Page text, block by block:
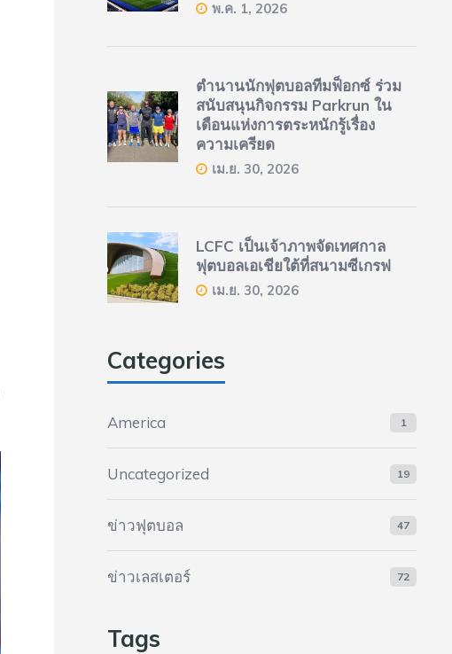
พ.ค. 1, 2026
ตำนานนักฟุตบอลทีมฟ็อกซ์ ร่วม
สนับสนุนกิจกรรม Parkrun ใน
เดือนแห่งการตระหนักรู้เรื่อง
ความเครียด
เม.ย. 30, 2026
LCFC เป็นเจ้าภาพจัดเทศกาล
ฟุตบอลเอเชียใต้ที่สนามซีเกรฟ
เม.ย. 30, 2026
Categories
America 1
Uncategorized 19
ข่าวฟุตบอล 47
ข่าวเลสเตอร์ 72
Tags